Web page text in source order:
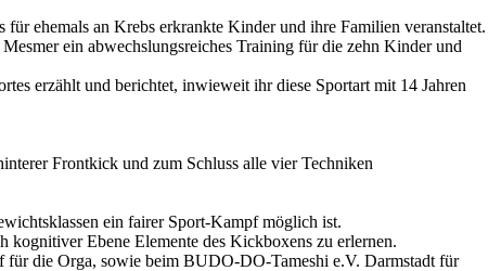
ehemals an Krebs erkrankte Kinder und ihre Familien veranstaltet.
ein abwechslungsreiches Training für die zehn Kinder und
erzählt und berichtet, inwieweit ihr diese Sportart mit 14 Jahren
Frontkick und zum Schluss alle vier Techniken
ein fairer Sport-Kampf möglich ist.
kognitiver Ebene Elemente des Kickboxens zu erlernen.
für die Orga, sowie beim BUDO-DO-Tameshi e.V. Darmstadt für